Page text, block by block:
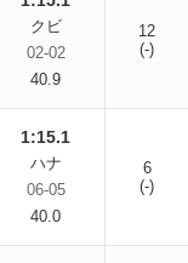
クビ
02-02
40.9
12
(-)
1:15.1
ハナ
06-05
40.0
6
(-)